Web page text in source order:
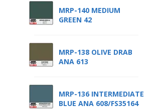
MRP-140 MEDIUM
GREEN 42
MRP-138 OLIVE DRAB
ANA 613
MRP-136 INTERMEDIATE
BLUE ANA 608/FS35164